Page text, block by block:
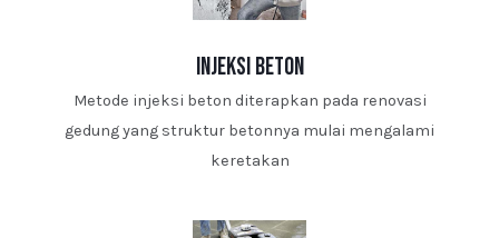
injeksi beton
Metode injeksi beton diterapkan pada renovasi
gedung yang struktur betonnya mulai mengalami
keretakan